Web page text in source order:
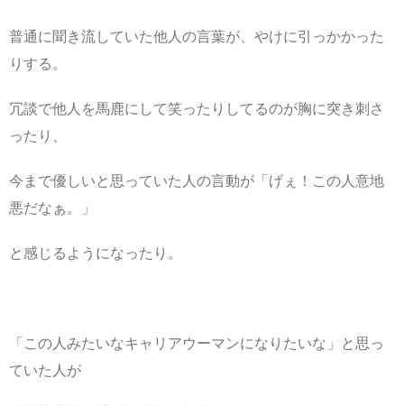
普通に聞き流していた他人の言葉が、やけに引っかかった
りする。
冗談で他人を馬鹿にして笑ったりしてるのが胸に突き刺さ
ったり、
今まで優しいと思っていた人の言動が「げぇ！この人意地
悪だなぁ。」
と感じるようになったり。
「この人みたいなキャリアウーマンになりたいな」と思っ
ていた人が